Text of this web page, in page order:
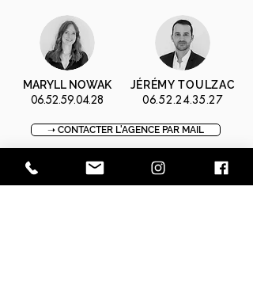
MARYLL NOWAK
06.52.59.04.28
JÉRÉMY TOULZAC
06.52.24.35.27
➝ CONTACTER L'AGENCE PAR MAIL